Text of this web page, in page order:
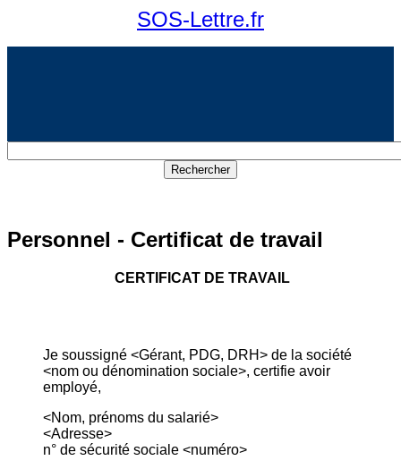
SOS-Lettre.fr
Personnel - Certificat de travail
CERTIFICAT DE TRAVAIL
Je soussigné <Gérant, PDG, DRH> de la société
<nom ou dénomination sociale>, certifie avoir
employé,
<Nom, prénoms du salarié>
<Adresse>
n° de sécurité sociale <numéro>